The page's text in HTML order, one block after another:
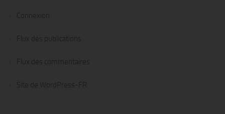
Connexion
Flux des publications
Flux des commentaires
Site de WordPress-FR